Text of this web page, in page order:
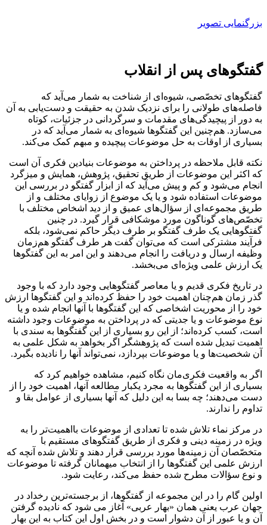
بزرگنمایی تصویر
گفتگوهای پس از انقلاب
گفتگوهای تخصّصی، شیوه‌ای از شناخت به شمار می‌آید که
فاصله‌های طولانی را برای نزدیک ‌شدن به حقیقت و دست‌یابی به آن
به دور از پیچیدگی‌های مقدمات و سرگردانی در جزئیات، کوتاه
می‌سازد. هم‌چنین این گفتگوها شیوه‌ای به شمار می‌آید که در
بسیاری از اوقات به حل موضوعات پیچیده و مبهم کمک می‌کند.
نکته قابل ملاحظه در پرداختن به موضوعات بنیادین فکری آن است
که اکثر این موضوعات از طریق تحقیق، پژوهش، همایش و میزگرد
انجام می‌شود و کم و پیش می‌آید که از ابزار گفتگو در بررسی این
موضوعات استفاده شود و یا یک موضوع از زوایای مختلف و از
طریق مجموعه‌ای از سؤال‌های عمیق و از دید اشخاص مختلف با
تخصّص‌های گوناگون مورد موشکافی قرار گیرد. در چنین
گفتگوهایی یک طرف گفتگو بر طرف دیگر حاکم نمی‌شود، بلکه
فرآیند مشترکی است که می‌توان گفت هر طرف گفتگو هم‌زمان
وظیفه ارسال و دریافت را انجام می‌دهند و این امر به این گفتگوها
یک ارزش علمی ویژه‌ای می‌بخشد.
در تاریخ فکری قدیم و یا معاصر گفتگوهایی وجود دارد که با وجود
گذر زمان هم‌چنان اهمیت خود را حفظ کرده‌اند و این گفتگوها ارزش
خود را از محوریت اشخاصی که این گفتگوها با آنها انجام شده و یا
نوع موضوعات و یا جدیتی که در پرداختن به موضوعات وجود داشته
‌است، کسب کرده‌اند؛ از این رو بسیاری از این گفتگوها به سندی با
اهمیت تبدیل شده ‌است که پژوهشگر اگر بخواهد به شکل علمی به
آن شخصیت‌ها و یا موضوعات بپردازد، نمی‌تواند آنها را نادیده بگیرد.
اگر به واقعیت فکری‌مان نگاه کنیم، مشاهده خواهیم کرد که
بسیاری از این گفتگوها به مجرد یکبار مطالعه آنها، اهمیت خود را از
دست می‌دهند؛ چه بسا به این دلیل که آنها بسیاری از عوامل بقا و
تداوم را ندارند.
در مرکز نماء تلاش شده تا تعدادی از موضوعات بااهمیت‌تر را به
ویژه در زمینه دینی و فکری از طریق گفتگوهای مستقیم با
متخصّصان آن زمینه‌ها مورد بررسی قرار دهند و تلاش شده آنچه که
ارزش علمی این گفتگوها را از انتخاب میهمانان گرفته تا موضوعات
و نوع سؤالات مطرح شده حفظ می‌کند، رعایت شود.
اولین گام را در این مجموعه از گفتگوها، از برجسته‌ترین رخداد در
جهان عرب یعنی همان «بهار عربی» آغاز می شود که نادیده گرفتن
آن و یا عبور از آن دشوار است و در بخش اول این کتاب به این بهار